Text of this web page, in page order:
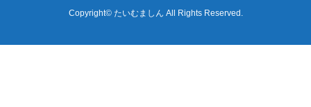
Copyright© たいむましん All Rights Reserved.